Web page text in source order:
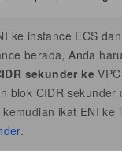
ke instance ECS
berada, Anda
sekunder ke
blok CIDR sekunder
ikat ENI ke
.